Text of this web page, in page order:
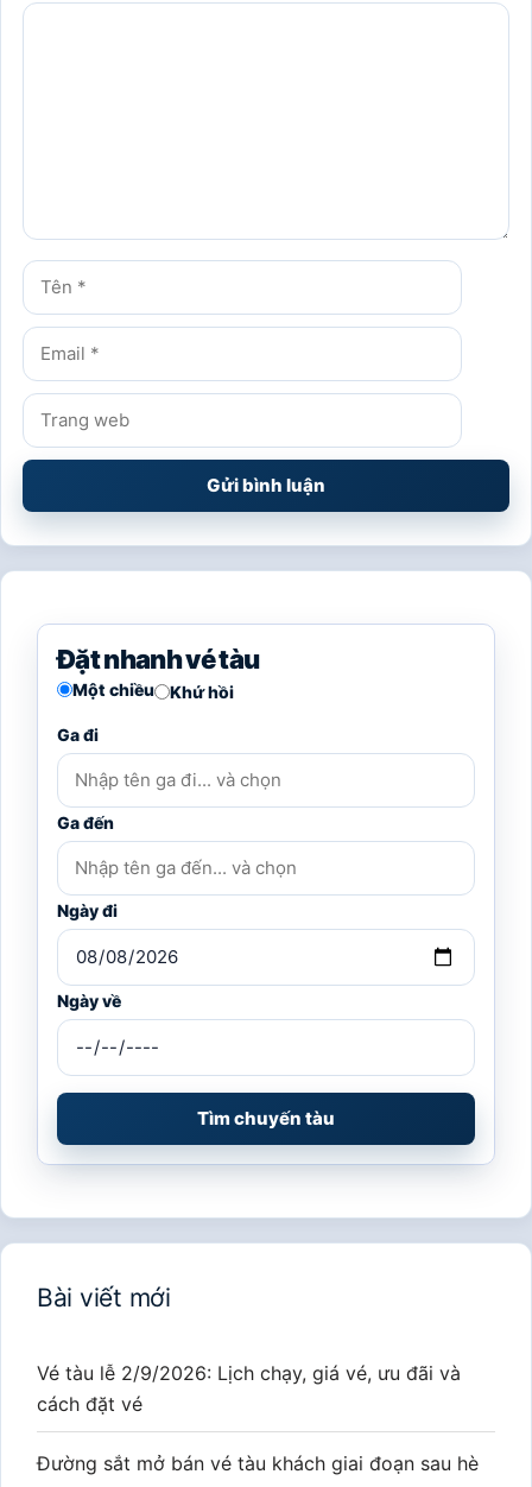
Bình
Tên
Email
Trang
web
Đặt nhanh vé tàu
Một chiều Khứ hồi
Ga đi
Ga đến
Ngày đi
Ngày về
Tìm chuyến tàu
Bài viết mới
Vé tàu lễ 2/9/2026: Lịch chạy, giá vé, ưu đãi và
cách đặt vé
Đường sắt mở bán vé tàu khách giai đoạn sau hè